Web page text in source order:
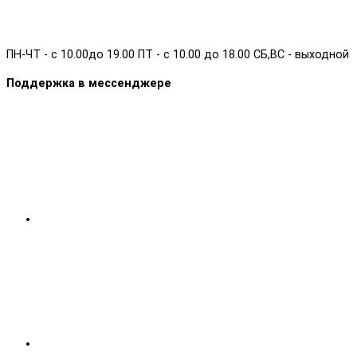
ПН-ЧТ - с 10.00до 19.00 ПТ - с 10.00 до 18.00 СБ,ВС - выходной
Поддержка в мессенджере